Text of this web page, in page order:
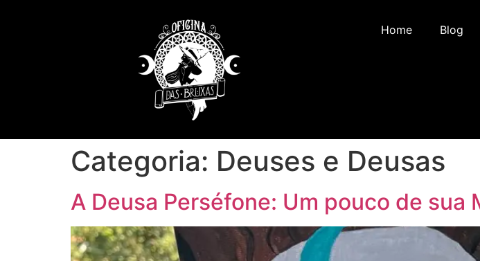
Home Blog
Categoria: Deuses e Deusas
A Deusa Perséfone: Um pouco de sua